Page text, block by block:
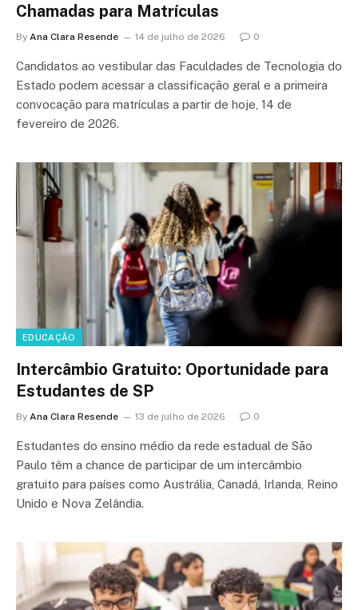
Chamadas para Matrículas
By Ana Clara Resende 14 de julho de 2026 0
Candidatos ao vestibular das Faculdades de Tecnologia do
Estado podem acessar a classificação geral e a primeira
convocação para matrículas a partir de hoje, 14 de
fevereiro de 2026.
EDUCAÇÃO
Intercâmbio Gratuito: Oportunidade para
Estudantes de SP
By Ana Clara Resende 13 de julho de 2026 0
Estudantes do ensino médio da rede estadual de São
Paulo têm a chance de participar de um intercâmbio
gratuito para países como Austrália, Canadá, Irlanda, Reino
Unido e Nova Zelândia.